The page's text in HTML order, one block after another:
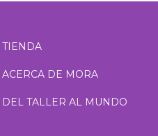
TIENDA
ACERCA DE MORA
DEL TALLER AL MUNDO